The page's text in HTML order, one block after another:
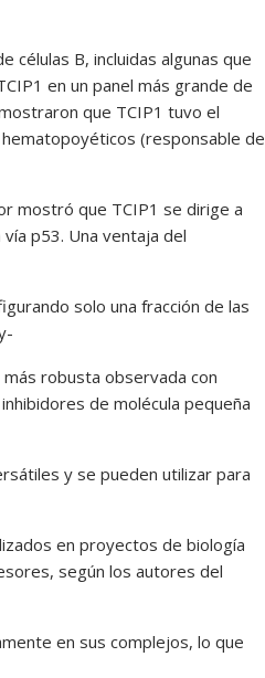
células B, incluidas algunas que
en un panel más grande de
que TCIP1 tuvo el
(responsable de
mostró que TCIP1 se dirige a
p53. Una ventaja del
solo una fracción de las
más robusta observada con
de molécula pequeña
y se pueden utilizar para
en proyectos de biología
según los autores del
en sus complejos, lo que